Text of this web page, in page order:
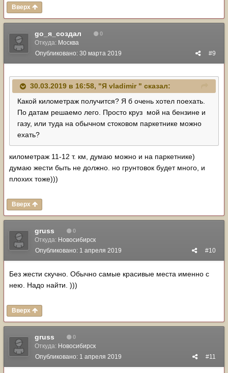
Вверх
go_я_создал 0
Откуда: Москва
#9
Опубликовано: 30 марта 2019
30.03.2019 в 16:58, "Я vladimir " сказал:
Какой километраж получится? Я б очень хотел поехать.
По датам решаемо лего. Просто круз мой на бензине и
газу, или туда на обычном стоковом паркетнике можно
ехать?
километраж 11-12 т. км, думаю можно и на паркетнике)
думаю жести быть не должно. но грунтовок будет много, и
плохих тоже)))
Вверх
gruss 0
Откуда: Новосибирск
#10
Опубликовано: 1 апреля 2019
Без жести скучно. Обычно самые красивые места именно с
нею. Надо найти. )))
Вверх
gruss 0
Откуда: Новосибирск
#11
Опубликовано: 1 апреля 2019